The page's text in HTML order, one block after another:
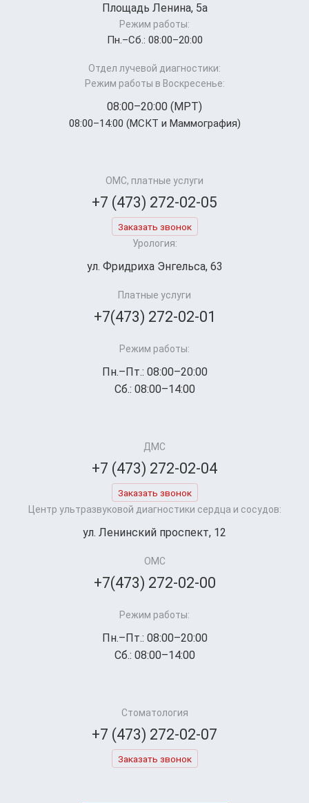
Площадь Ленина, 5а
Режим работы:
Пн.–Cб.: 08:00–20:00
Отдел лучевой диагностики:
Режим работы в Воскресенье:
08:00–20:00 (МРТ)
08:00–14:00 (МСКТ и Маммография)
ОМС, платные услуги
+7 (473) 272-02-05
Заказать звонок
Урология:
ул. Фридриха Энгельса, 63
Платные услуги
+7(473) 272-02-01
Режим работы:
Пн.–Пт.: 08:00–20:00
Сб.: 08:00–14:00
ДМС
+7 (473) 272-02-04
Заказать звонок
Центр ультразвуковой диагностики сердца и сосудов:
ул. Ленинский проспект, 12
ОМС
+7(473) 272-02-00
Режим работы:
Пн.–Пт.: 08:00–20:00
Сб.: 08:00–14:00
Стоматология
+7 (473) 272-02-07
Заказать звонок